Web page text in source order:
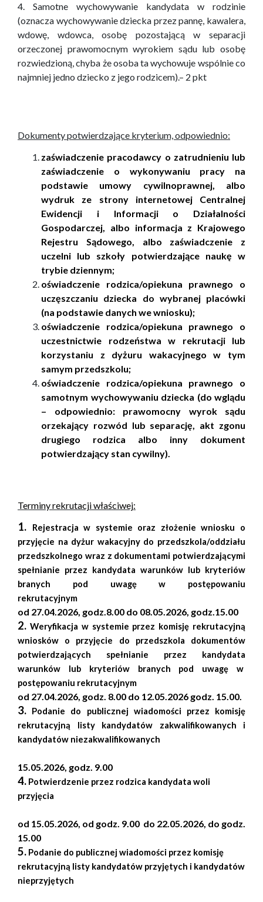
4. Samotne wychowywanie kandydata w rodzinie
(oznacza wychowywanie dziecka przez pannę, kawalera,
wdowę, wdowca, osobę pozostającą w separacji
orzeczonej prawomocnym wyrokiem sądu lub osobę
rozwiedzioną, chyba że osoba ta wychowuje wspólnie co
najmniej jedno dziecko z jego rodzicem).– 2 pkt
Dokumenty potwierdzające kryterium, odpowiednio:
zaświadczenie pracodawcy o zatrudnieniu lub
zaświadczenie o wykonywaniu pracy na
podstawie umowy cywilnoprawnej, albo
wydruk ze strony internetowej Centralnej
Ewidencji i Informacji o Działalności
Gospodarczej, albo informacja z Krajowego
Rejestru Sądowego, albo zaświadczenie z
uczelni lub szkoły potwierdzające naukę w
trybie dziennym;
oświadczenie rodzica/opiekuna prawnego o
uczęszczaniu dziecka do wybranej placówki
(na podstawie danych we wniosku);
oświadczenie rodzica/opiekuna prawnego o
uczestnictwie rodzeństwa w rekrutacji lub
korzystaniu z dyżuru wakacyjnego w tym
samym przedszkolu;
oświadczenie rodzica/opiekuna prawnego o
samotnym wychowywaniu dziecka (do wglądu
– odpowiednio: prawomocny wyrok sądu
orzekający rozwód lub separację, akt zgonu
drugiego rodzica albo inny dokument
potwierdzający stan cywilny).
Terminy rekrutacji właściwej:
1.
Rejestracja w systemie oraz złożenie wniosku o
przyjęcie na dyżur wakacyjny do przedszkola/oddziału
przedszkolnego wraz z dokumentami potwierdzającymi
spełnianie przez kandydata warunków lub kryteriów
branych pod uwagę w postępowaniu
rekrutacyjnym
od 27.04.2026, godz.8.00 do 08.05.2026, godz.15.00
2. Weryfikacja w systemie przez komisję rekrutacyjną
wniosków o przyjęcie do przedszkola dokumentów
potwierdzających spełnianie przez kandydata
warunków lub kryteriów branych pod uwagę w
postępowaniu rekrutacyjnym
od 27.04.2026, godz. 8.00 do 12.05.2026 godz. 15.00.
3. Podanie do publicznej wiadomości przez komisję
rekrutacyjną listy kandydatów zakwalifikowanych i
kandydatów niezakwalifikowanych
15.05.2026, godz. 9.00
4. Potwierdzenie przez rodzica kandydata woli
przyjęcia
od 15.05.2026, od godz. 9.00 do 22.05.2026, do godz.
15.00
5. Podanie do publicznej wiadomości przez komisję
rekrutacyjną listy kandydatów przyjętych i kandydatów
nieprzyjętych